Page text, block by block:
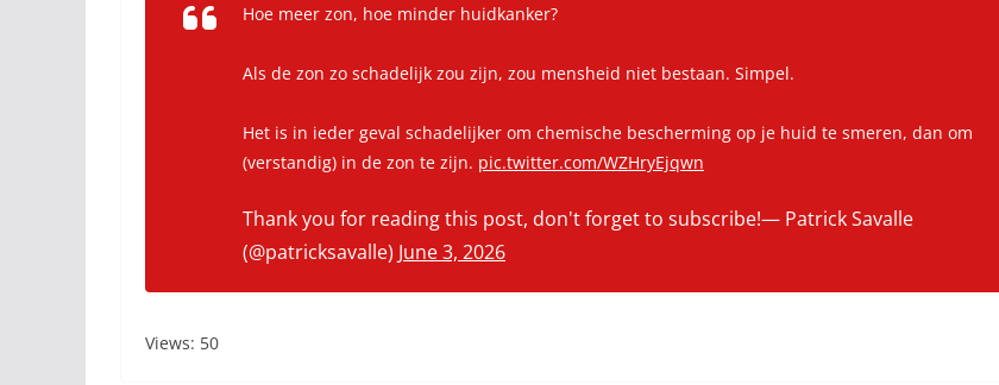
Hoe meer zon, hoe minder huidkanker?
Als de zon zo schadelijk zou zijn, zou mensheid niet bestaan. Simpel.
Het is in ieder geval schadelijker om chemische bescherming op je huid te smeren, dan om
(verstandig) in de zon te zijn. pic.twitter.com/WZHryEjqwn
Thank you for reading this post, don't forget to subscribe!— Patrick Savalle
(@patricksavalle) June 3, 2026
Views: 50